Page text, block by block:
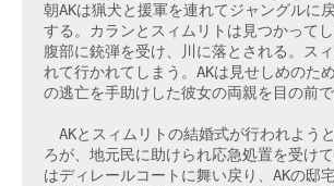
朝AKは猟犬と援軍を連れてジャングルに
する。カランとスィムリトは見つかって
腹部に銃弾を受け、川に落とされる。ス
れて行かれてしまう。AKは見せしめのた
の逃亡を手助けした彼女の両親を目の前で
AKとスィムリトの結婚式が行われよう
ろが、地元民に助けられ応急処置を受け
はディレールコートに舞い戻り、AKの邸